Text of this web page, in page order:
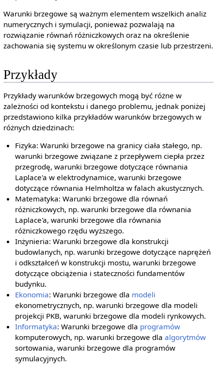
Warunki brzegowe są ważnym elementem wszelkich analiz
numerycznych i symulacji, ponieważ pozwalają na
rozwiązanie równań różniczkowych oraz na określenie
zachowania się systemu w określonym czasie lub przestrzeni.
Przykłady
Przykłady warunków brzegowych mogą być różne w
zależności od kontekstu i danego problemu, jednak poniżej
przedstawiono kilka przykładów warunków brzegowych w
różnych dziedzinach:
Fizyka: Warunki brzegowe na granicy ciała stałego, np.
warunki brzegowe związane z przepływem ciepła przez
przegrodę, warunki brzegowe dotyczące równania
Laplace'a w elektrodynamice, warunki brzegowe
dotyczące równania Helmholtza w falach akustycznych.
Matematyka: Warunki brzegowe dla równań
różniczkowych, np. warunki brzegowe dla równania
Laplace'a, warunki brzegowe dla równania
różniczkowego rzędu wyższego.
Inżynieria: Warunki brzegowe dla konstrukcji
budowlanych, np. warunki brzegowe dotyczące naprężeń
i odkształceń w konstrukcji mostu, warunki brzegowe
dotyczące obciążenia i stateczności fundamentów
budynku.
Ekonomia: Warunki brzegowe dla modeli
ekonometrycznych, np. warunki brzegowe dla modeli
projekcji PKB, warunki brzegowe dla modeli rynkowych.
Informatyka: Warunki brzegowe dla programów
komputerowych, np. warunki brzegowe dlaalgorytmów
sortowania, warunki brzegowe dla programów
symulacyjnych.